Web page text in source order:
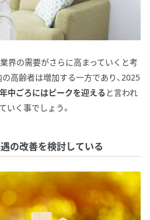
界の需要がさらに高まっていくと考
高齢者は増加する一方であり、2025
中ごろにはピークを迎える と言われ
いく事でしょう。
の改善を検討している